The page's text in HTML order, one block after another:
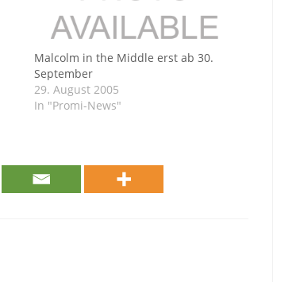
Malcolm in the Middle erst ab 30.
September
29. August 2005
In "Promi-News"